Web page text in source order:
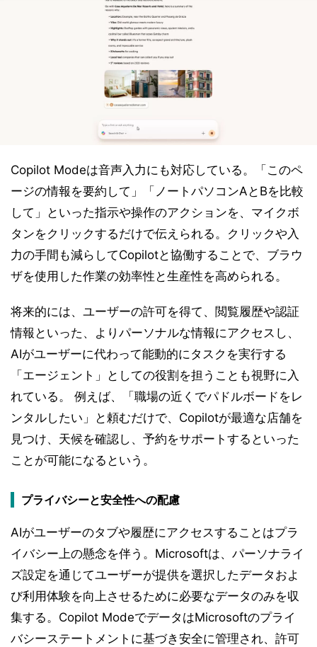
Copilot Modeは音声入力にも対応している。「このペ
ージの情報を要約して」「ノートパソコンAとBを比較
して」といった指示や操作のアクションを、マイクボ
タンをクリックするだけで伝えられる。クリックや入
力の手間も減らしてCopilotと協働することで、ブラウ
ザを使用した作業の効率性と生産性を高められる。
将来的には、ユーザーの許可を得て、閲覧履歴や認証
情報といった、よりパーソナルな情報にアクセスし、
AIがユーザーに代わって能動的にタスクを実行する
「エージェント」としての役割を担うことも視野に入
れている。 例えば、「職場の近くでパドルボードをレ
ンタルしたい」と頼むだけで、Copilotが最適な店舗を
見つけ、天候を確認し、予約をサポートするといった
ことが可能になるという。
プライバシーと安全性への配慮
AIがユーザーのタブや履歴にアクセスすることはプラ
イバシー上の懸念を伴う。Microsoftは、パーソナライ
ズ設定を通じてユーザーが提供を選択したデータおよ
び利用体験を向上させるために必要なデータのみを収
集する。Copilot ModeでデータはMicrosoftのプライ
バシーステートメントに基づき安全に管理され、許可